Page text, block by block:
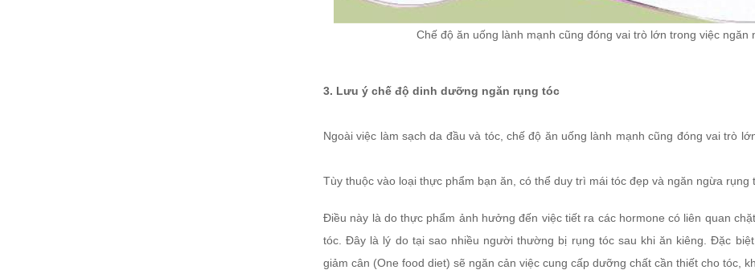
Chế độ ăn uống lành mạnh cũng đóng vai trò lớn trong việc ngăn
3. Lưu ý chế độ dinh dưỡng ngăn rụng tóc
Ngoài việc làm sạch da đầu và tóc, chế độ ăn uống lành mạnh cũng đóng vai trò
Tùy thuộc vào loại thực phẩm bạn ăn, có thể duy trì mái tóc đẹp và ngăn ngừa rụng
Điều này là do thực phẩm ảnh hưởng đến việc tiết ra các hormone có liên quan
tóc. Đây là lý do tại sao nhiều người thường bị rụng tóc sau khi ăn kiêng. Đặc
giảm cân (One food diet) sẽ ngăn cản việc cung cấp dưỡng chất cần thiết cho tóc,